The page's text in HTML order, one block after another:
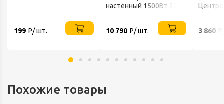
199 Р/ шт.
настенный 1500Вт 220В
10 790 Р/ шт.
3 860
Похожие товары